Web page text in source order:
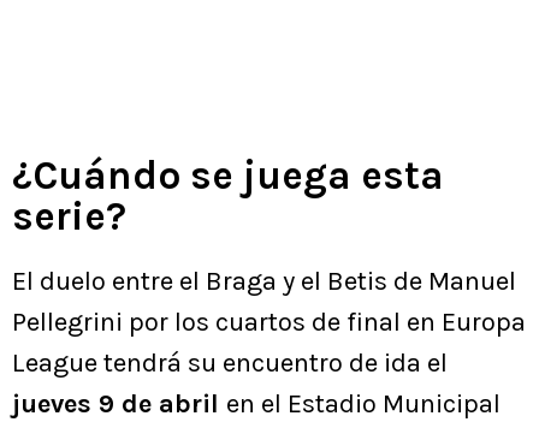
¿Cuándo se juega esta
serie?
El duelo entre el Braga y el Betis de Manuel
Pellegrini por los cuartos de final en Europa
League tendrá su encuentro de ida el
jueves 9 de abril en el Estadio Municipal